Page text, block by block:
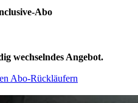
Abo
wechselndes Angebot.
Abo-Rückläufern